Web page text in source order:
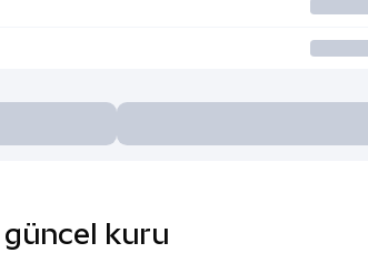
kuru